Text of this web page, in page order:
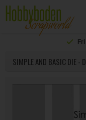
SIMPLE AND BASIC DIE -